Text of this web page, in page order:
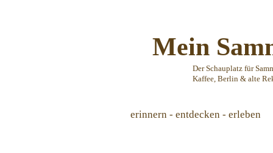
Mein
Der Schauplatz für
Kaffee, Berlin & alte
erinnern - entdecken - erleben